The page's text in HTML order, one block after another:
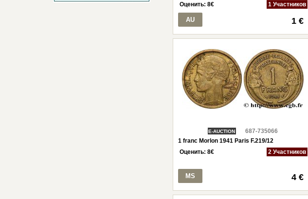
Оценить:8€ 1 Участников
AU 1 €
E-AUCTION
687-735066
1 franc Morlon 1941 Paris F.219/12
Оценить:8€ 2 Участников
MS 4 €